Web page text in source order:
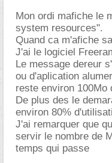
Mon ordi mafiche le
system resources".
Quand ca m'afiche
J'ai le logiciel
Le message dereur
ou d'aplication
reste environ 100Mo
De plus des le
environ 80%
J'ai remarquer que
servir le nombre de
temps qui passe